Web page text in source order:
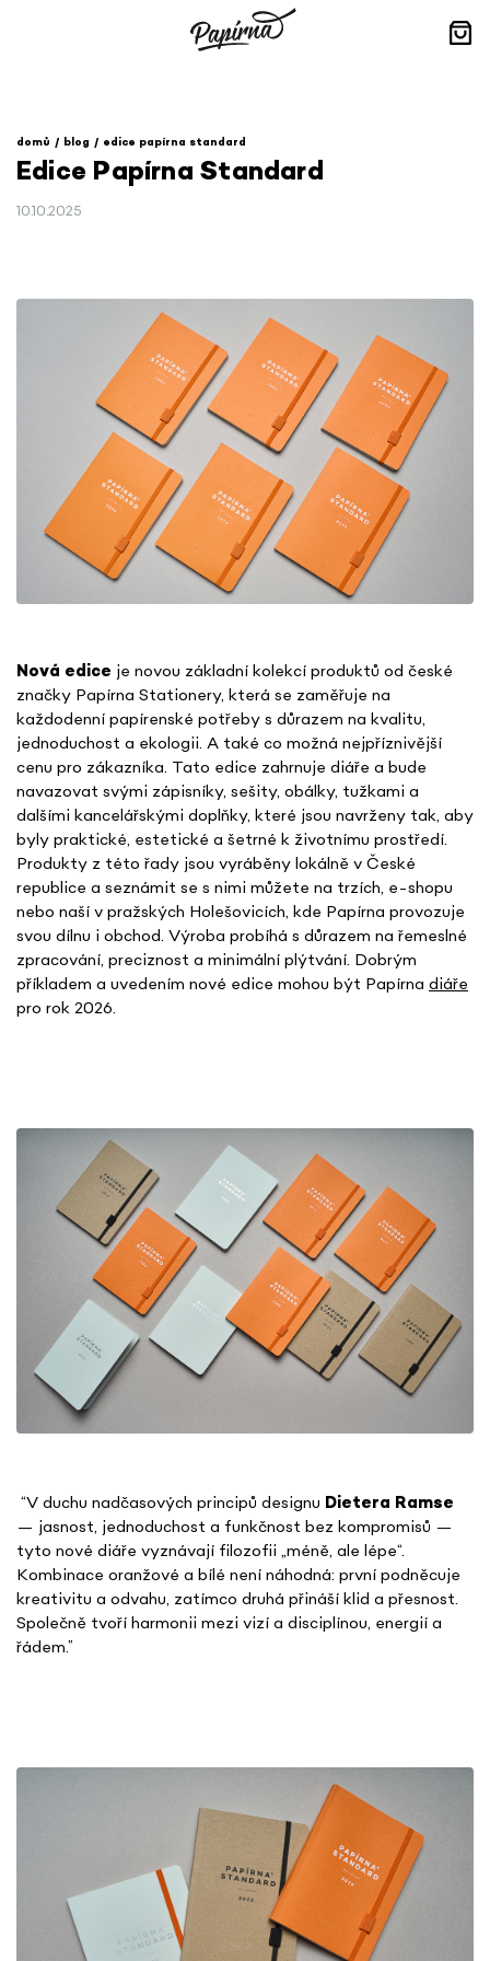
domů blog edice papírna standard
Edice Papírna Standard
10.10.2025
Nová edice je novou základní kolekcí produktů od české
značky Papírna Stationery, která se zaměřuje na
každodenní papírenské potřeby s důrazem na kvalitu,
jednoduchost a ekologii. A také co možná nejpříznivější
cenu pro zákazníka. Tato edice zahrnuje diáře a bude
navazovat svými zápisníky, sešity, obálky, tužkami a
dalšími kancelářskými doplňky, které jsou navrženy tak, aby
byly praktické, estetické a šetrné k životnímu prostředí.
Produkty z této řady jsou vyráběny lokálně v České
republice a seznámit se s nimi můžete na trzích, e-shopu
nebo naší v pražských Holešovicích, kde Papírna provozuje
svou dílnu i obchod. Výroba probíhá s důrazem na řemeslné
zpracování, preciznost a minimální plýtvání. Dobrým
příkladem a uvedením nové edice mohou být Papírna diáře
pro rok 2026.
“V duchu nadčasových principů designu Dietera Ramse
— jasnost, jednoduchost a funkčnost bez kompromisů —
tyto nové diáře vyznávají filozofii „méně, ale lépe“.
Kombinace oranžové a bílé není náhodná: první podněcuje
kreativitu a odvahu, zatímco druhá přinášíklid a přesnost.
Společně tvoří harmonii mezi vizí a disciplínou, energií a
řádem.”